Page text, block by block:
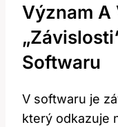
Význam A
Softwaru
V softwaru je
který odkazuje